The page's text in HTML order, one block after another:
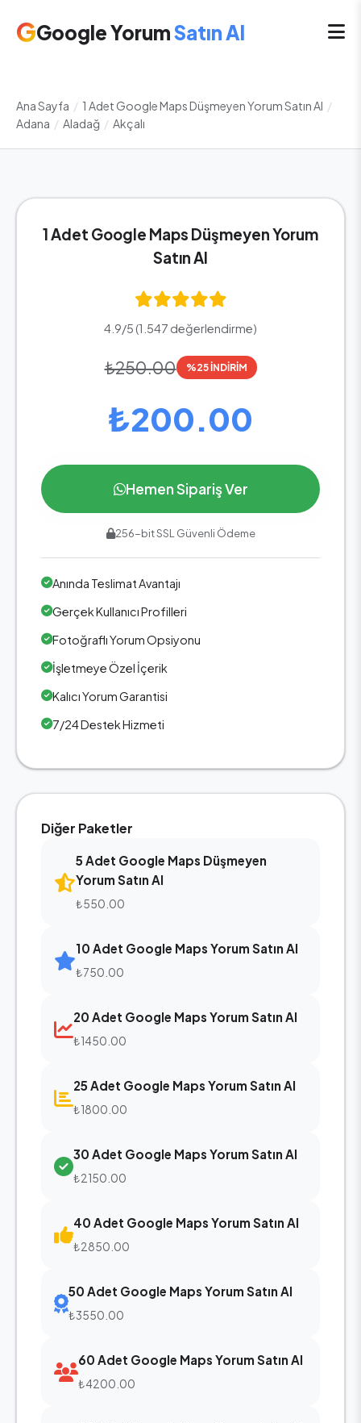
GGoogle YorumSatın Al
Ana Sayfa / 1 Adet Google Maps Düşmeyen Yorum Satın Al /
Adana / Aladağ / Akçalı
1 Adet Google Maps Düşmeyen Yorum
Satın Al
4.9/5 (1.547 değerlendirme)
₺250.00 %25 İNDİRİM
₺200.00
Hemen Sipariş Ver
256-bit SSL Güvenli Ödeme
Anında Teslimat Avantajı
Gerçek Kullanıcı Profilleri
Fotoğraflı Yorum Opsiyonu
İşletmeye Özel İçerik
Kalıcı Yorum Garantisi
7/24 Destek Hizmeti
Diğer Paketler
5 Adet Google Maps Düşmeyen
Yorum Satın Al
₺550.00
10 Adet Google Maps Yorum Satın Al
₺750.00
20 Adet Google Maps Yorum Satın Al
₺1450.00
25 Adet Google Maps Yorum Satın Al
₺1800.00
30 Adet Google Maps Yorum Satın Al
₺2150.00
40 Adet Google Maps Yorum Satın Al
₺2850.00
50 Adet Google Maps Yorum Satın Al
₺3550.00
60 Adet Google Maps Yorum Satın Al
₺4200.00